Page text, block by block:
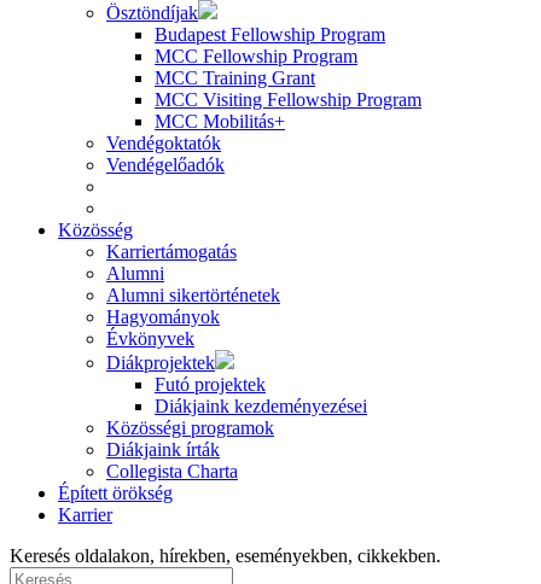
Ösztöndíjak
Budapest Fellowship Program
MCC Fellowship Program
MCC Training Grant
MCC Visiting Fellowship Program
MCC Mobilitás+
Vendégoktatók
Vendégelőadók
Közösség
Karriertámogatás
Alumni
Alumni sikertörténetek
Hagyományok
Évkönyvek
Diákprojektek
Futó projektek
Diákjaink kezdeményezései
Közösségi programok
Diákjaink írták
Collegista Charta
Épített örökség
Karrier
Keresés oldalakon, hírekben, eseményekben, cikkekben.